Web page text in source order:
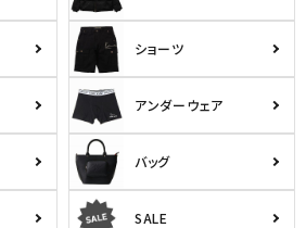
ショーツ
アンダーウェア
バッグ
SALE